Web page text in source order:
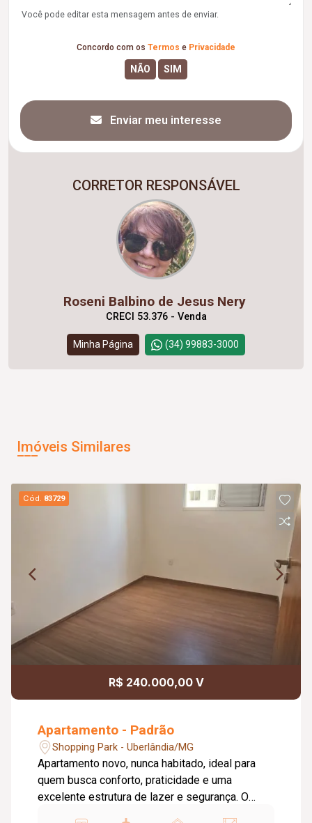
Você pode editar esta mensagem antes de enviar.
Concordo com os Termos e Privacidade
Enviar meu interesse
CORRETOR RESPONSÁVEL
Roseni Balbino de Jesus Nery
CRECI 53.376 - Venda
Minha Página (34) 99883-3000
Imóveis Similares
Cód. 83729
R$ 240.000,00 V
Apartamento - Padrão
Shopping Park - Uberlândia/MG
Apartamento novo, nunca habitado, ideal para
quem busca conforto, praticidade e uma
excelente estrutura de lazer e segurança. O